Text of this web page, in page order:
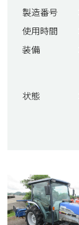
製造番号
使用時間
装備
状態